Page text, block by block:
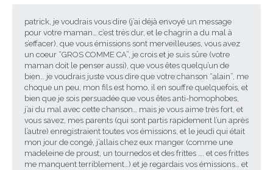
patrick, je voudrais vous dire (j’ai déjà envoyé un message
pour votre maman… c’est très dur, et le chagrin a du mal à
s’effacer), que vous émissions sont merveilleuses, vous avez
un coeur “GROS COMME CA”, je crois et je suis sûre (votre
maman doit le penser aussi), que vous êtes quelqu’un de
bien… je voudrais juste vous dire que votre chanson “alain”, me
choque un peu, mon fils est homo, il en souffre quelquefois, et
bien que je sois persuadée que vous êtes anti-homophobes,
j’ai du mal avec cette chanson… mais je vous aime très fort, et
vous savez, mes parents (qui sont partis rapidement l’un après
l’autre) enregistraient toutes vos émissions, et le jeudi qui était
mon jour de congé, j’allais chez eux manger (comme une
madeleine de proust, un tournedos et des frittes …. et ces frittes
me manquent terriblement…) et je regardais vos émissions… et